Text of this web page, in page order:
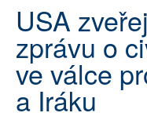
ARCHIV
ROZHOVORY
TÉMATA
USA
zprávu o
ve válce
a Iráku